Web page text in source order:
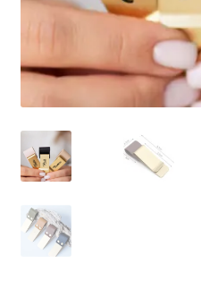
Sildid
Tee ise
Teenused
Kontakt